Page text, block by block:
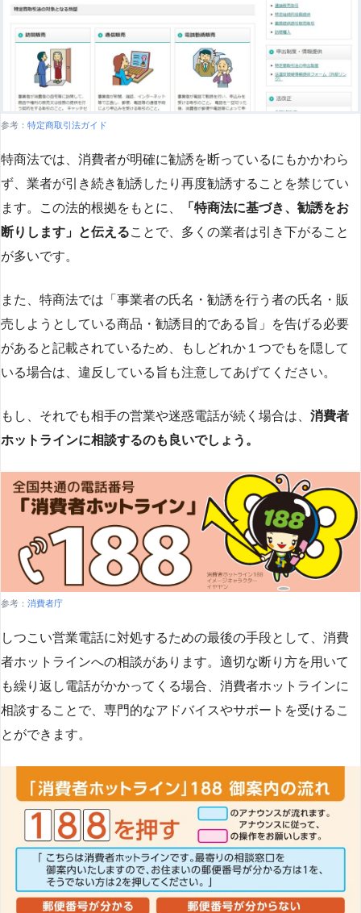
参考： 特定商取引法ガイド
特商法では、消費者が明確に勧誘を断っているにもかかわら
ず、業者が引き続き勧誘したり再度勧誘することを禁じてい
ます。この法的根拠をもとに、
「特商法に基づき、勧誘をお
断りします」と伝えることで、多くの業者は引き下がること
が多いです​​。
また、特商法では「事業者の氏名・勧誘を行う者の氏名・販
売しようとしている商品・勧誘目的である旨」を告げる必要
があると記載されているため、もしどれか１つでもを隠して
いる場合は、違反している旨も注意してあげてください。
もし、それでも相手の営業や迷惑電話が続く場合は、 消費者
ホットラインに相談するのも良いでしょう。
参考： 消費者庁
しつこい営業電話に対処するための最後の手段として、消費
者ホットラインへの相談があります。適切な断り方を用いて
も繰り返し電話がかかってくる場合、消費者ホットラインに
相談することで、専門的なアドバイスやサポートを受けるこ
とができます​​。